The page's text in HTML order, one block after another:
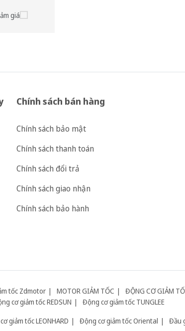
giá
Chính sách bán hàng
Chính sách bảo mật
Chính sách thanh toán
Chính sách đổi trả
Chính sách giao nhận
Chính sách bảo hành
tốc Zdmotor MOTOR GIẢM TỐC ĐỘNG CƠ GIẢM
cơ giảm tốc REDSUN
Động cơ giảm tốc TUNGLEE
giảm tốc LEONHARD Động cơ giảm tốc Oriental Đầu